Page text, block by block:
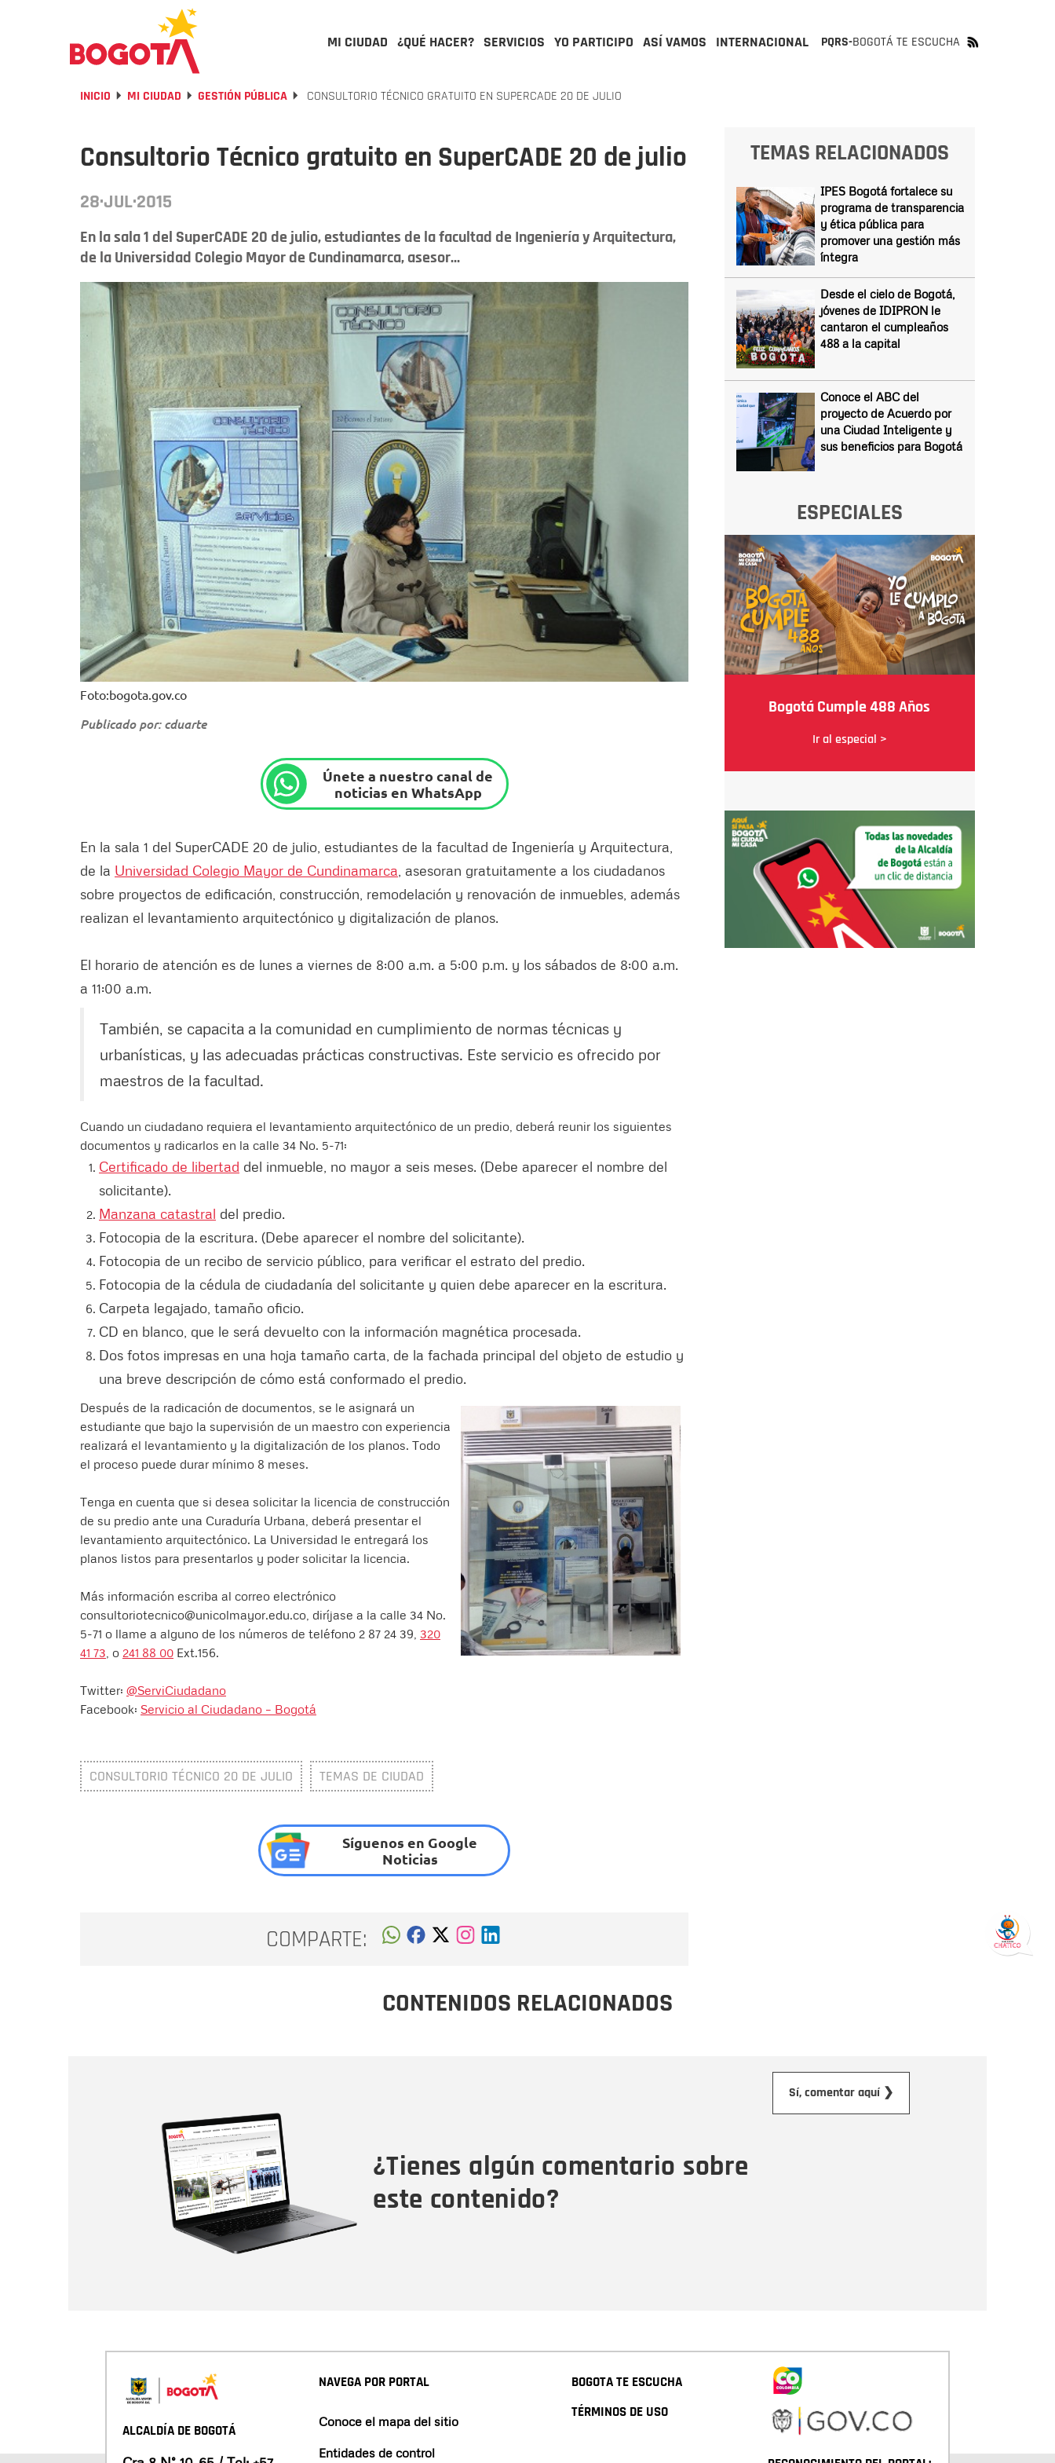
MI CIUDAD ¿QUÉ HACER? SERVICIOS YO PARTICIPO ASÍ VAMOS INTERNACIONAL PQRS-BOGOTÁ TE ESCUCHA
INICIO MI CIUDAD GESTIÓN PÚBLICA CONSULTORIO TÉCNICO GRATUITO EN SUPERCADE 20 DE JULIO
Consultorio Técnico gratuito en SuperCADE 20 de julio
28·JUL·2015
En la sala 1 del SuperCADE 20 de julio, estudiantes de la facultad de Ingeniería y Arquitectura,
de la Universidad Colegio Mayor de Cundinamarca, asesor...
Foto:bogota.gov.co
Publicado por: cduarte
Únete a nuestro canal de
noticias en WhatsApp
En la sala 1 del SuperCADE 20 de julio, estudiantes de la facultad de Ingeniería y Arquitectura,
de la Universidad Colegio Mayor de Cundinamarca, asesoran gratuitamente a los ciudadanos
sobre proyectos de edificación, construcción, remodelación y renovación de inmuebles, además
realizan el levantamiento arquitectónico y digitalización de planos.
El horario de atención es de lunes a viernes de 8:00 a.m. a 5:00 p.m. y los sábados de 8:00 a.m.
a 11:00 a.m.
También, se capacita a la comunidad en cumplimiento de normas técnicas y
urbanísticas, y las adecuadas prácticas constructivas. Este servicio es ofrecido por
maestros de la facultad.
Cuando un ciudadano requiera el levantamiento arquitectónico de un predio, deberá reunir los siguientes
documentos y radicarlos en la calle 34 No. 5-71:
Certificado de libertad del inmueble, no mayor a seis meses. (Debe aparecer el nombre del
solicitante).
Manzana catastral del predio.
Fotocopia de la escritura. (Debe aparecer el nombre del solicitante).
Fotocopia de un recibo de servicio público, para verificar el estrato del predio.
Fotocopia de la cédula de ciudadanía del solicitante y quien debe aparecer en la escritura.
Carpeta legajado, tamaño oficio.
CD en blanco, que le será devuelto con la información magnética procesada.
Dos fotos impresas en una hoja tamaño carta, de la fachada principal del objeto de estudio y
una breve descripción de cómo está conformado el predio.
Después de la radicación de documentos, se le asignará un
estudiante que bajo la supervisión de un maestro con experiencia
realizará el levantamiento y la digitalización de los planos. Todo
el proceso puede durar mínimo 8 meses.
Tenga en cuenta que si desea solicitar la licencia de construcción
de su predio ante una Curaduría Urbana, deberá presentar el
levantamiento arquitectónico. La Universidad le entregará los
planos listos para presentarlos y poder solicitar la licencia.
Más información escriba al correo electrónico
consultoriotecnico@unicolmayor.edu.co, diríjase a la calle 34 No.
5-71 o llame a alguno de los números de teléfono 2 87 24 39, 320
41 73, o 241 88 00 Ext.156.
Twitter: @ServiCiudadano
Facebook: Servicio al Ciudadano – Bogotá
CONSULTORIO TÉCNICO 20 DE JULIO TEMAS DE CIUDAD
Síguenos en Google
Noticias
COMPARTE:
TEMAS RELACIONADOS
IPES Bogotá fortalece su
programa de transparencia
y ética pública para
promover una gestión más
íntegra
Desde el cielo de Bogotá,
jóvenes de IDIPRON le
cantaron el cumpleaños
488 a la capital
Conoce el ABC del
proyecto de Acuerdo por
una Ciudad Inteligente y
sus beneficios para Bogotá
ESPECIALES
Bogotá Cumple 488 Años
Ir al especial >
CONTENIDOS RELACIONADOS
¿Tienes algún comentario sobre
este contenido?
Sí, comentar aquí ❯
ALCALDÍA DE BOGOTÁ
NAVEGA POR PORTAL
Conoce el mapa del sitio
Entidades de control
BOGOTA TE ESCUCHA
TÉRMINOS DE USO